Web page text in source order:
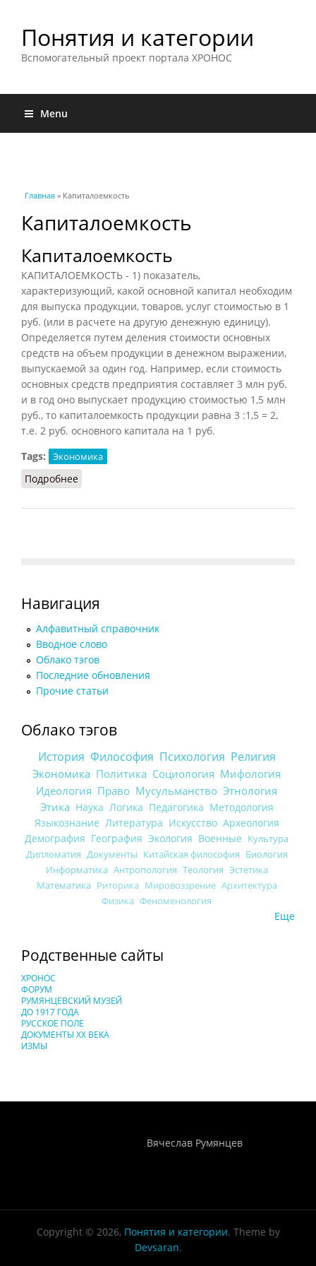
Понятия и категории
Вспомогательный проект портала ХРОНОС
Menu
Вы здесь
Главная » Капиталоемкость
Капиталоемкость
Капиталоемкость
КАПИТАЛОЕМКОСТЬ - 1) показатель,
характеризующий, какой основной капитал необходим
для выпуска продукции, товаров, услуг стоимостью в 1
руб. (или в расчете на другую денежную единицу).
Определяется путем деления стоимости основных
средств на объем продукции в денежном выражении,
выпускаемой за один год. Например, если стоимость
основных средств предприятия составляет 3 млн руб.
и в год оно выпускает продукцию стоимостью 1,5 млн
руб., то капиталоемкость продукции равна 3 :1,5 = 2,
т.е. 2 руб. основного капитала на 1 руб.
Tags:
Экономика
Подробнее
Навигация
Алфавитный справочник
Вводное слово
Облако тэгов
Последние обновления
Прочие статьи
Облако тэгов
История Философия Психология Религия
Экономика Политика Социология Мифология
Идеология Право Мусульманство Этнология
Этика Наука Логика Педагогика Методология
Языкознание Литература Искусство Археология
Демография География Экология Военные Культура
Дипломатия Документы Китайская философия Биология
Информатика Антропология Теология Эстетика
Математика Риторика Мировоззрение Архитектура
Физика Феноменология
Еще
Родственные сайты
ХРОНОС
ФОРУМ
РУМЯНЦЕВСКИЙ МУЗЕЙ
ДО 1917 ГОДА
РУССКОЕ ПОЛЕ
ДОКУМЕНТЫ XX ВЕКА
ИЗМЫ
Вячеслав Румянцев
Copyright © 2026, Понятия и категории. Theme by
Devsaran.